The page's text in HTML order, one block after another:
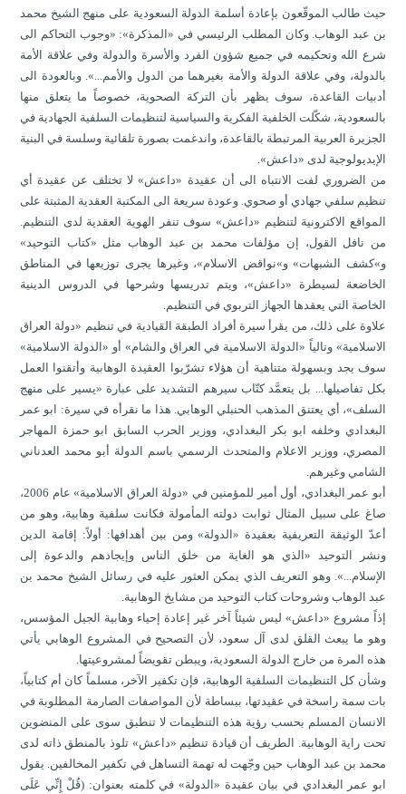
حيث طالب الموقّعون بإعادة أسلمة الدولة السعودية على منهج الشيخ محمد
بن عبد الوهاب. وكان المطلب الرئيسي في «المذكرة»: «وجوب التحاكم الى
شرع الله وتحكيمه في جميع شؤون الفرد والأسرة والدولة وفي علاقة الأمة
بالدولة، وفي علاقة الدولة والأمة بغيرهما من الدول والأمم...». وبالعودة الى
أدبيات القاعدة، سوف يظهر بأن التركة الصحوية، خصوصاً ما يتعلق منها
بالسعودية، شكّلت الخلفية الفكرية والسياسية لتنظيمات السلفية الجهادية في
الجزيرة العربية المرتبطة بالقاعدة، واندغمت بصورة تلقائية وسلسة في البنية
الإيديولوجية لدى «داعش».
من الضروري لفت الانتباه الى أن عقيدة «داعش» لا تختلف عن عقيدة أي
تنظيم سلفي جهادي أو صحوي. وعودة سريعة الى المكتبة العقدية المثبتة على
المواقع الاكترونية لتنظيم «داعش» سوف تنفر الهوية العقدية لدى التنظيم.
من نافل القول، إن مؤلفات محمد بن عبد الوهاب مثل «كتاب التوحيد»
و»كشف الشبهات» و»نواقض الاسلام»، وغيرها يجرى توزيعها في المناطق
الخاضعة لسيطرة «داعش»، ويتم تدريسها وشرحها في الدروس الدينية
الخاصة التي يعقدها الجهاز التربوي في التنظيم.
علاوة على ذلك، من يقرأ سيرة أفراد الطبقة القيادية في تنظيم «دولة العراق
الاسلامية» وتالياً «الدولة الاسلامية في العراق والشام» أو «الدولة الاسلامية»
سوف يجد وبسهولة متناهية أن هؤلاء تشرّبوا العقيدة الوهابية وأتقنوا العمل
بكل تفاصيلها... بل يتعمَّد كتّاب سيرهم التشديد على عبارة «يسير على منهج
السلف»، أي يعتنق المذهب الحنبلي الوهابي. هذا ما نقرأه في سيرة: ابو عمر
البغدادي وخلفه ابو بكر البغدادي، ووزير الحرب السابق ابو حمزة المهاجر
المصري، ووزير الاعلام والمتحدث الرسمي باسم الدولة أبو محمد العدناني
الشامي وغيرهم.
أبو عمر البغدادي، أول أمير للمؤمنين في «دولة العراق الاسلامية» عام 2006،
صاغ على سبيل المثال ثوابت دولته المأمولة فكانت سلفية وهابية، وهو من
أعدّ الوثيقة التعريفية بعقيدة «الدولة» ومن بين أهدافها: أولاً: إقامة الدين
ونشر التوحيد «الذي هو الغاية من خلق الناس وإيجادهم والدعوة إلى
الإسلام...». وهو التعريف الذي يمكن العثور عليه في رسائل الشيخ محمد بن
عبد الوهاب وشروحات كتاب التوحيد من مشايخ الوهابية.
إذاً مشروع «داعش» ليس شيئاً آخر غير إعادة إحياء وهابية الجيل المؤسس،
وهو ما يبعث القلق لدى آل سعود، لأن التصحيح في المشروع الوهابي يأتي
هذه المرة من خارج الدولة السعودية، ويبطن تقويضاً لمشروعيتها.
وشأن كل التنظيمات السلفية الوهابية، فإن تكفير الآخر، مسلماً كان أم كتابياً،
بات سمة راسخة في عقيدتها، ببساطة لأن المواصفات الصارمة المطلوبة في
الانسان المسلم بحسب رؤية هذه التنظيمات لا تنطبق سوى على المنضوين
تحت راية الوهابية. الطريف أن قيادة تنظيم «داعش» تلوذ بالمنطق ذاته لدى
محمد بن عبد الوهاب حين وجّهت له تهمة التساهل في تكفير المخالفين. يقول
ابو عمر البغدادي في بيان عقيدة «الدولة» في كلمته بعنوان: (قُلْ إِنِّي عَلَى